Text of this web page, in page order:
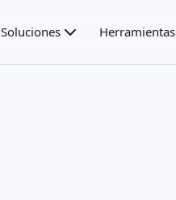
Soluciones Herramientas